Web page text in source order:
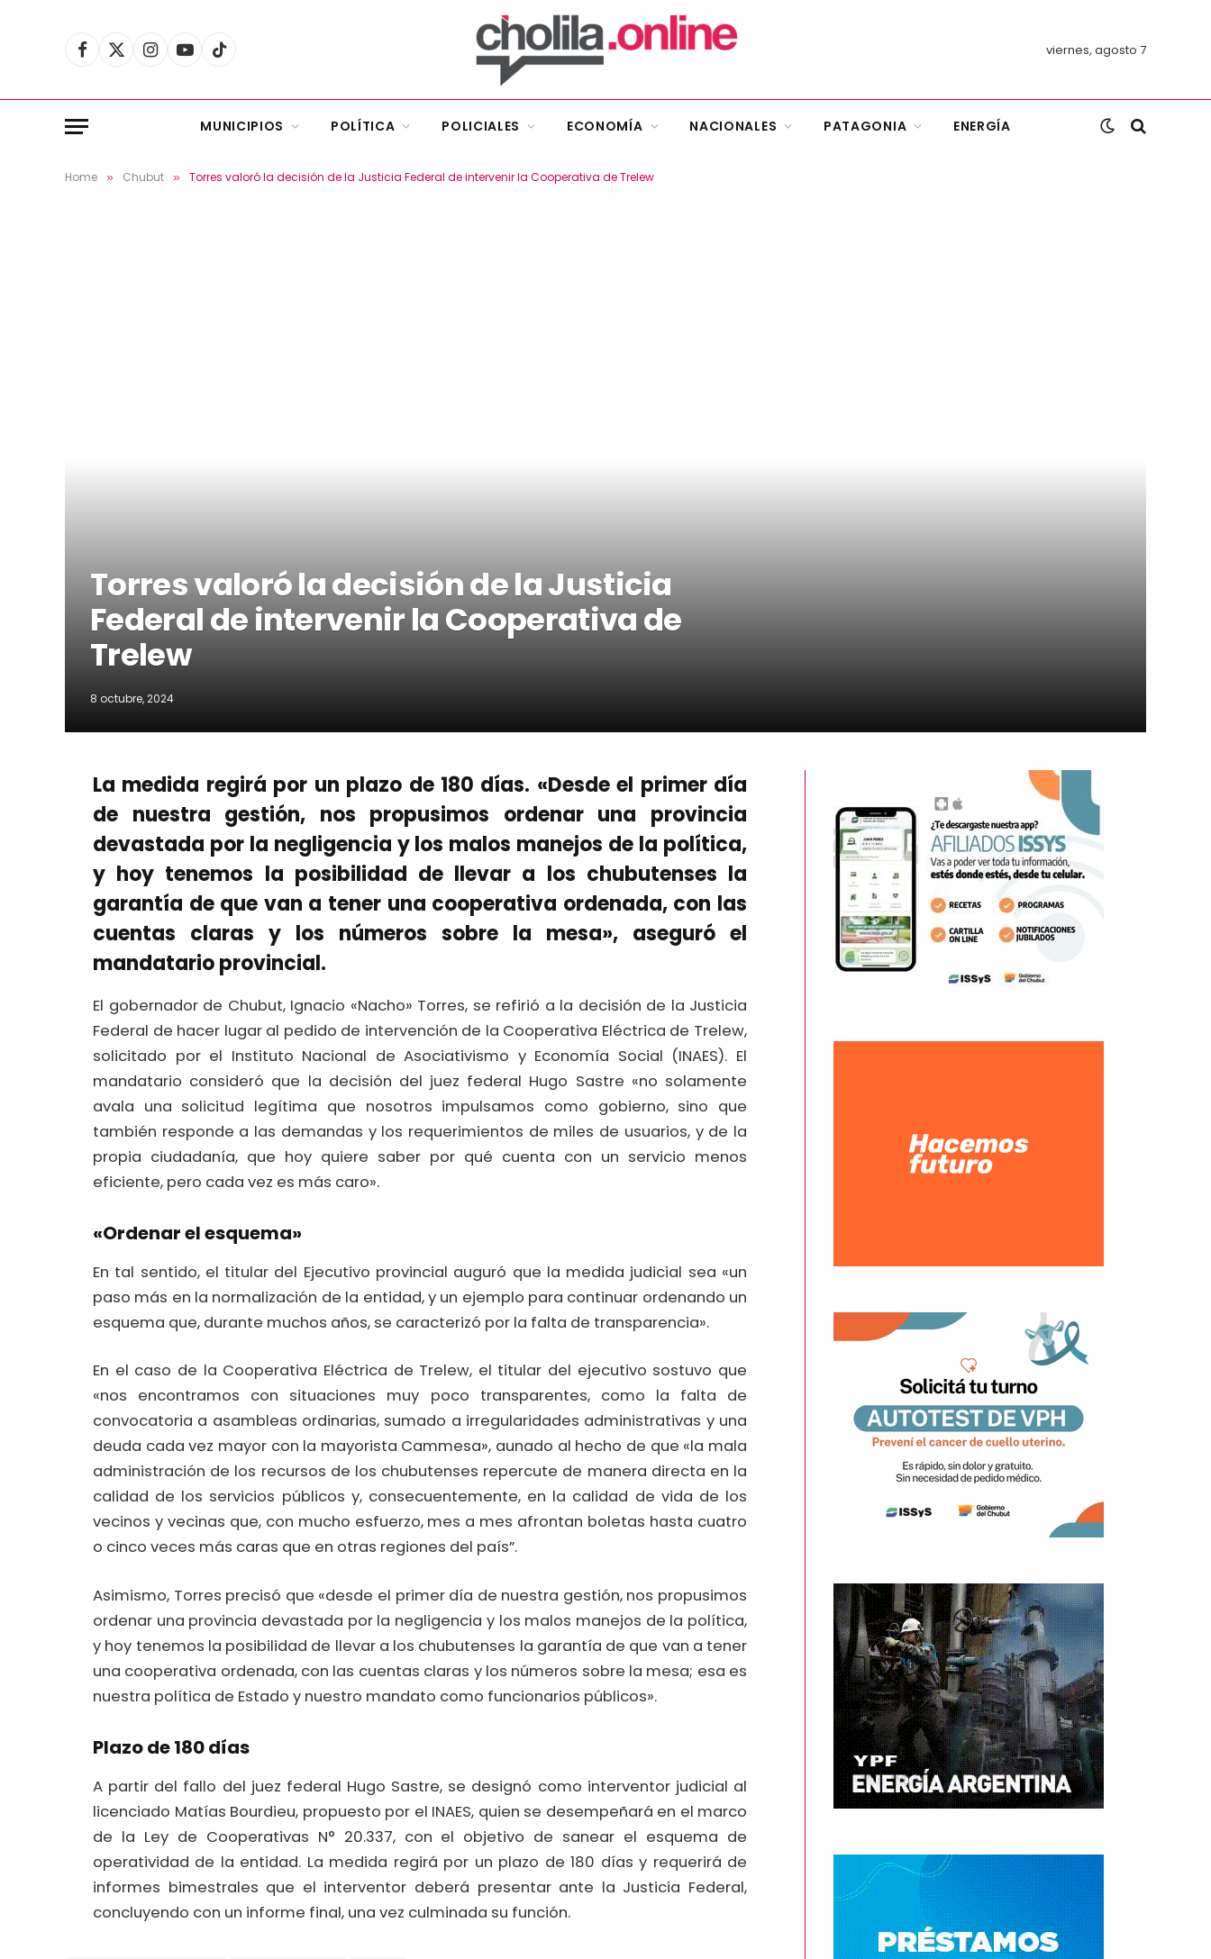
Facebook
X
Instagram
YouTubeTikTok viernes, agosto 7
MUNICIPIOS POLÍTICA POLICIALES ECONOMÍA NACIONALES PATAGONIA ENERGÍA
Home » Chubut » Torres valoró la decisión de la Justicia Federal de intervenir la Cooperativa de Trelew
Torres valoró la decisión de la Justicia
Federal de intervenir la Cooperativa de
Trelew
8 octubre, 2024
La medida regirá por un plazo de 180 días. «Desde el primer día
de nuestra gestión, nos propusimos ordenar una provincia
devastada por la negligencia y los malos manejos de la política,
y hoy tenemos la posibilidad de llevar a los chubutenses la
garantía de que van a tener una cooperativa ordenada, con las
cuentas claras y los números sobre la mesa», aseguró el
mandatario provincial.
El gobernador de Chubut, Ignacio «Nacho» Torres, se refirió a la decisión de la Justicia
Federal de hacer lugar al pedido de intervención de la Cooperativa Eléctrica de Trelew,
solicitado por el Instituto Nacional de Asociativismo y Economía Social (INAES). El
mandatario consideró que la decisión del juez federal Hugo Sastre «no solamente
avala una solicitud legítima que nosotros impulsamos como gobierno, sino que
también responde a las demandas y los requerimientos de miles de usuarios, y de la
propia ciudadanía, que hoy quiere saber por qué cuenta con un servicio menos
eficiente, pero cada vez es más caro».
«Ordenar el esquema»
En tal sentido, el titular del Ejecutivo provincial auguró que la medida judicial sea «un
paso más en la normalización de la entidad, y un ejemplo para continuar ordenando un
esquema que, durante muchos años, se caracterizó por la falta de transparencia».
En el caso de la Cooperativa Eléctrica de Trelew, el titular del ejecutivo sostuvo que
«nos encontramos con situaciones muy poco transparentes, como la falta de
convocatoria a asambleas ordinarias, sumado a irregularidades administrativas y una
deuda cada vez mayor con la mayorista Cammesa», aunado al hecho de que «la mala
administración de los recursos de los chubutenses repercute de manera directa en la
calidad de los servicios públicos y, consecuentemente, en la calidad de vida de los
vecinos y vecinas que, con mucho esfuerzo, mes a mes afrontan boletas hasta cuatro
o cinco veces más caras que en otras regiones del país”.
Asimismo, Torres precisó que «desde el primer día de nuestra gestión, nos propusimos
ordenar una provincia devastada por la negligencia y los malos manejos de la política,
y hoy tenemos la posibilidad de llevar a los chubutenses la garantía de que van a tener
una cooperativa ordenada, con las cuentas claras y los números sobre la mesa; esa es
nuestra política de Estado y nuestro mandato como funcionarios públicos».
Plazo de 180 días
A partir del fallo del juez federal Hugo Sastre, se designó como interventor judicial al
licenciado Matías Bourdieu, propuesto por el INAES, quien se desempeñará en el marco
de la Ley de Cooperativas N° 20.337, con el objetivo de sanear el esquema de
operatividad de la entidad. La medida regirá por un plazo de 180 días y requerirá de
informes bimestrales que el interventor deberá presentar ante la Justicia Federal,
concluyendo con un informe final, una vez culminada su función.